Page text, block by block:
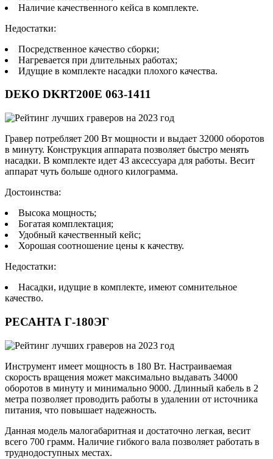
Наличие качественного кейса в комплекте.
Недостатки:
Посредственное качество сборки;
Нагревается при длительных работах;
Идущие в комплекте насадки плохого качества.
DEKO DKRT200E 063-1411
Гравер потребляет 200 Вт мощности и выдает 32000 оборотов
в минуту. Конструкция аппарата позволяет быстро менять
насадки. В комплекте идет 43 аксессуара для работы. Весит
аппарат чуть больше одного килограмма.
Достоинства:
Высока мощность;
Богатая комплектация;
Удобный качественный кейс;
Хорошая соотношение цены к качеству.
Недостатки:
Насадки, идущие в комплекте, имеют сомнительное
качество.
РЕСАНТА Г-180ЭГ
Инструмент имеет мощность в 180 Вт. Настраиваемая
скорость вращения может максимально выдавать 34000
оборотов в минуту и минимально 9000. Длинный кабель в 2
метра позволяет проводить работы в удалении от источника
питания, что повышает надежность.
Данная модель малогабаритная и достаточно легкая, весит
всего 700 грамм. Наличие гибкого вала позволяет работать в
труднодоступных местах.